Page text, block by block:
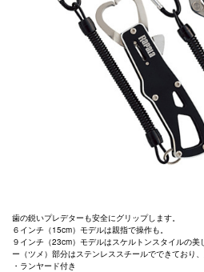
歯の鋭いプレデターも安全にグリップします。
６インチ（15cm）モデルは親指で操作も。
９インチ（23cm）モデルはスケルトンスタイルの
ー（ツメ）部分はステンレススチールでできており
・ランヤード付き